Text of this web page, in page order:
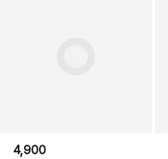
4,900